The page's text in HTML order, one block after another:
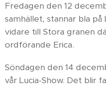
Fredagen den 12
samhället, stannar bla
vidare till Stora granen
ordförande Erica.
Söndagen den 14
vår Lucia-Show. Det blir